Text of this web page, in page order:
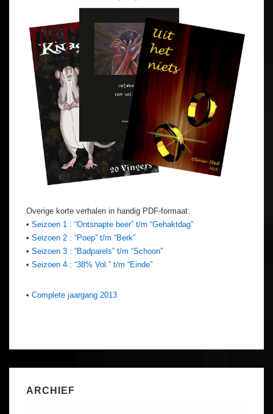
Overige korte verhalen in handig PDF-formaat:
• Seizoen 1 : “Ontsnapte beer” t/m “Gehaktdag”
• Seizoen 2 : “Poep” t/m “Berk”
• Seizoen 3 : “Badparels” t/m “Schoon”
• Seizoen 4 : “38% Vol.” t/m “Einde”
• Complete jaargang 2013
ARCHIEF